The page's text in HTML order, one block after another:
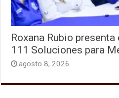
Roxana Rubio
111 Soluciones para
agosto 8, 2026